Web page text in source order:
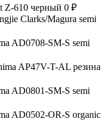
Z-610 черный 0 ₽
Clarks/Magura semi
AD0708-SM-S semi
AP47V-T-AL резина
AD0801-SM-S semi
AD0502-OR-S organic